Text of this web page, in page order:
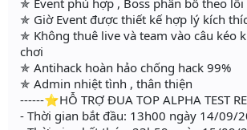
✯ Event phù hợp , Boss phân bổ theo lối
✯ Giờ Event được thiết kế hợp lý kích
✯ Không thuê live và team vào câu kéo
chơi
✯ Antihack hoàn hảo chống hack 99%
✯ Admin nhiệt tình , thân thiện
------⭐HỖ TRỢ ĐUA TOP ALPHA TEST
- Thời gian bắt đầu: 13h00 ngày 14/09/